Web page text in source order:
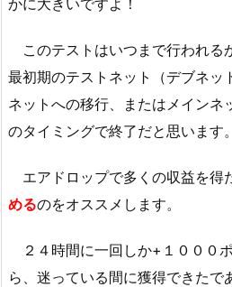
かに大きいですよ！
このテストはいつまで行われる
最初期のテストネット（デブネッ
ネットへの移行、またはメインネ
のタイミングで終了だと思います。
エアドロップで多くの収益を得
めるのをオススメします。
２４時間に一回しか+１０００
ら、迷っている間に獲得できたで